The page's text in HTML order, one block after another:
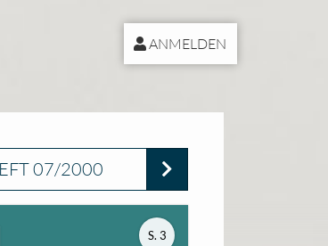
ANMELDEN
07/2000
S. 3